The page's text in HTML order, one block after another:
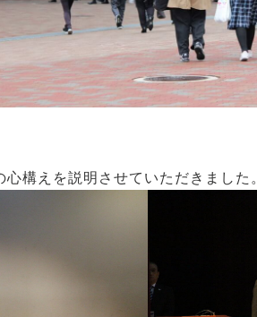
構えを説明させていただきました。